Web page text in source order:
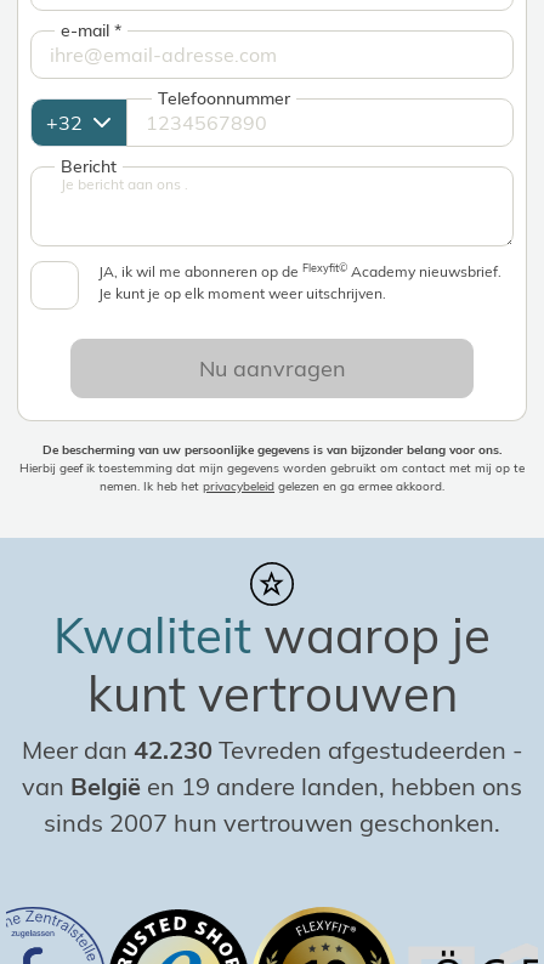
e-mail*
Telefoonnummer
Bericht
JA, ik wil me abonneren op deFlexyfit© Academy nieuwsbrief.
Je kunt je op elk moment weer uitschrijven.
Nu aanvragen
De bescherming van uw persoonlijke gegevens is van bijzonder belang voor ons.
Hierbij geef ik toestemming dat mijn gegevens worden gebruikt om contact met mij op te
nemen. Ik heb het privacybeleid gelezen en ga ermee akkoord.
Kwaliteit waarop je
kunt vertrouwen
Meer dan 42.230 Tevreden afgestudeerden -
van België en 19 andere landen, hebben ons
sinds 2007 hun vertrouwen geschonken.